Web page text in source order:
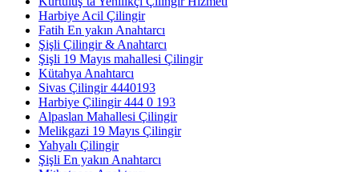
Harbiye Acil Çilingir
Fatih En yakın Anahtarcı
Şişli Çilingir & Anahtarcı
Şişli 19 Mayıs mahallesi Çilingir
Kütahya Anahtarcı
Sivas Çilingir 4440193
Harbiye Çilingir 444 0 193
Alpaslan Mahallesi Çilingir
Melikgazi 19 Mayıs Çilingir
Yahyalı Çilingir
Şişli En yakın Anahtarcı